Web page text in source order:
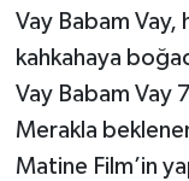
Vay Babam Vay,
kahkahaya
Vay Babam Vay
Merakla
Matine Film’in